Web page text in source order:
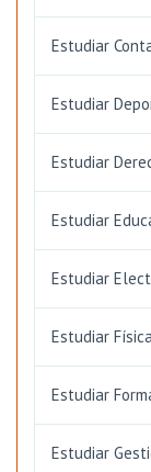
Estudiar
Estudiar
Estudiar
Estudiar
Estudiar
Estudiar
Estudiar
Estudiar